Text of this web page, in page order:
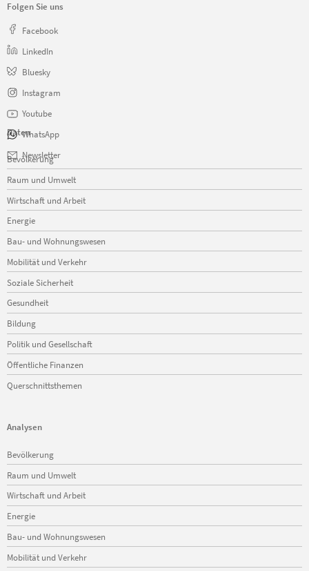
Folgen Sie uns
Facebook
LinkedIn
Bluesky
Instagram
Youtube
WhatsApp
Newsletter
Daten
Navigation
überspringen
Bevölkerung
Raum und Umwelt
Wirtschaft und Arbeit
Energie
Bau- und Wohnungswesen
Mobilität und Verkehr
Soziale Sicherheit
Gesundheit
Bildung
Politik und Gesellschaft
Öffentliche Finanzen
Querschnittsthemen
Analysen
Navigation
überspringen
Bevölkerung
Raum und Umwelt
Wirtschaft und Arbeit
Energie
Bau- und Wohnungswesen
Mobilität und Verkehr